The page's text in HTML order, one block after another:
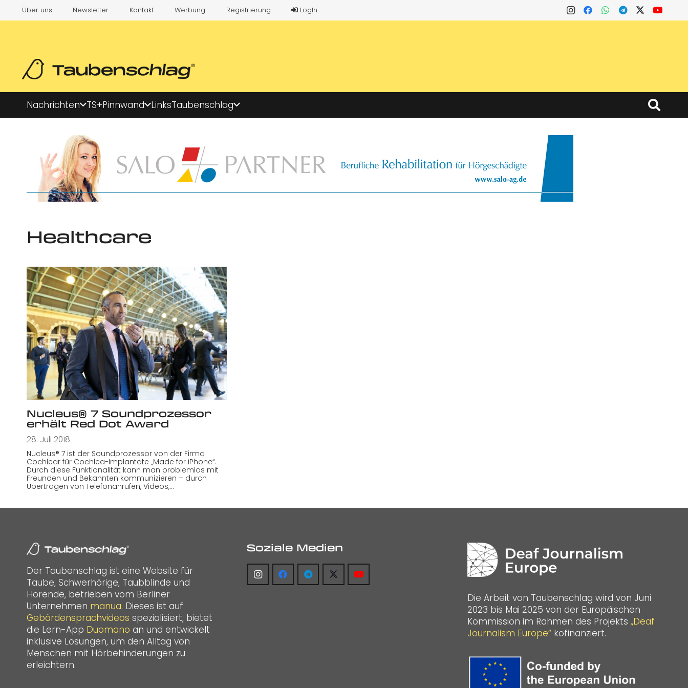
Über uns Newsletter Kontakt Werbung Registrierung LogIn
Nachrichten TS+Pinnwand LinksTaubenschlag
Healthcare
Nucleus® 7 Soundprozessor
erhält Red Dot Award
28. Juli 2018
Nucleus® 7 ist der Soundprozessor von der Firma
Cochlear für Cochlea-Implantate „Made for iPhone“.
Durch diese Funktionalität kann man problemlos mit
Freunden und Bekannten kommunizieren – durch
Übertragen von Telefonanrufen, Videos,…
Der Taubenschlag ist eine Website für
Taube, Schwerhörige, Taubblinde und
Hörende, betrieben vom Berliner
Unternehmen manua. Dieses ist auf
Gebärdensprachvideos spezialisiert, bietet
die Lern-App Duomano an und entwickelt
inklusive Lösungen, um den Alltag von
Menschen mit Hörbehinderungen zu
erleichtern.
Soziale Medien
Die Arbeit von Taubenschlag wird von Juni
2023 bis Mai 2025 von der Europäischen
Kommission im Rahmen des Projekts „Deaf
Journalism Europe“ kofinanziert.